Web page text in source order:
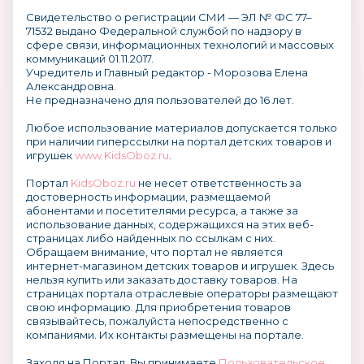
Свидетельство о регистрации СМИ — ЭЛ № ФС 77–
71532 выдано Федеральной службой по надзору в
сфере связи, информационных технологий и массовых
коммуникаций 01.11.2017.
Учредитель и Главный редактор - Морозова Елена
Александровна.
Не предназначено для пользователей до 16 лет.
Любое использование материалов допускается только
при наличии гиперссылки на портал детских товаров и
игрушекwww.KidsOboz.ru
Портал KidsOboz.ru не несет ответственность за
достоверность информации, размещаемой
абонентами и посетителями ресурса, а также за
использование данных, содержащихся на этих веб-
страницах либо найденных по ссылкам с них.
Обращаем внимание, что портал не является
интернет-магазином детских товаров и игрушек. Здесь
нельзя купить или заказать доставку товаров. На
страницах портала отраслевые операторы размещают
свою информацию. Для приобретения товаров
связывайтесь, пожалуйста непосредственно с
компаниями. Их контакты размещены на портале.